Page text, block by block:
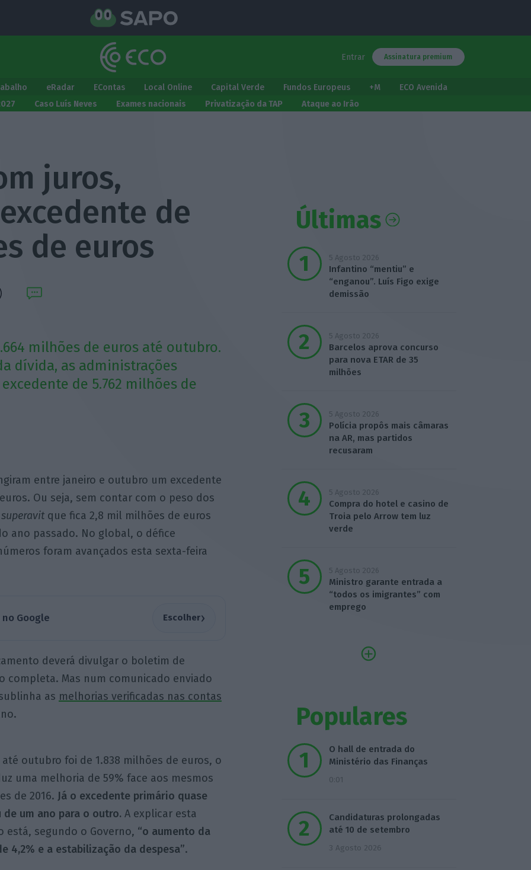
Entrar Assinatura premium
eRadar EContas Local Online Capital Verde Fundos Europeus +M
ECO Avenida
Caso Luís Neves Exames nacionais Privatização da TAP Ataque ao Irão
juros,
de
de euros
milhões de euros até outubro.
dívida, as administrações
de 5.762 milhões de
entre janeiro e outubro um excedente
Ou seja, sem contar com o peso dos
superavit que fica 2,8 mil milhões de euros
ano passado. No global, o défice
foram avançados esta sexta-feira
Google Escolher›
deverá divulgar o boletim de
completa. Mas num comunicado enviado
as melhorias verificadas nas contas
até outubro foi de 1.838 milhões de euros, o
uma melhoria de 59% face aos mesmos
de 2016. Já o excedente primário quase
de um ano para o outro. A explicar esta
está, segundo o Governo, “o aumento da
4,2% e a estabilização da despesa”.
Últimas
5 Agosto 2026
Infantino “mentiu” e
“enganou”. Luís Figo exige
demissão
5 Agosto 2026
Barcelos aprova concurso
para nova ETAR de 35
milhões
5 Agosto 2026
Polícia propôs mais câmaras
na AR, mas partidos
recusaram
5 Agosto 2026
Compra do hotel e casino de
Troia pelo Arrow tem luz
verde
5 Agosto 2026
Ministro garante entrada a
“todos os imigrantes” com
emprego
Populares
O hall de entrada do
Ministério das Finanças
0:01
Candidaturas prolongadas
até 10 de setembro
3 Agosto 2026